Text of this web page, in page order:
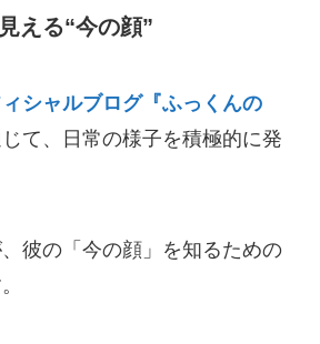
える“今の顔”
シャルブログ『ふっくんの
て、日常の様子を積極的に発
彼の「今の顔」を知るための
。